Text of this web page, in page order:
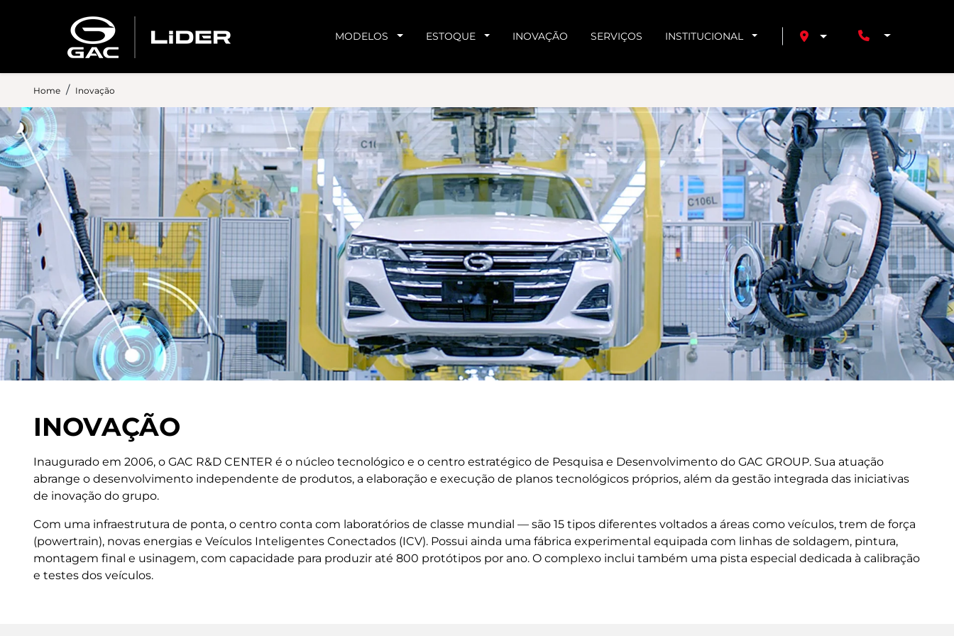
MODELOS ESTOQUE INOVAÇÃO SERVIÇOS INSTITUCIONAL
Home Inovação
INOVAÇÃO
Inaugurado em 2006, o GAC R&D CENTER é o núcleo tecnológico e o centro estratégico de Pesquisa e Desenvolvimento do GAC GROUP. Sua atuação
abrange o desenvolvimento independente de produtos, a elaboração e execução de planos tecnológicos próprios, além da gestão integrada das iniciativas
de inovação do grupo.
Com uma infraestrutura de ponta, o centro conta com laboratórios de classe mundial — são 15 tipos diferentes voltados a áreas como veículos, trem de força
(powertrain), novas energias e Veículos Inteligentes Conectados (ICV). Possui ainda uma fábrica experimental equipada com linhas de soldagem, pintura,
montagem final e usinagem, com capacidade para produzir até 800 protótipos por ano. O complexo inclui também uma pista especial dedicada à calibração
e testes dos veículos.